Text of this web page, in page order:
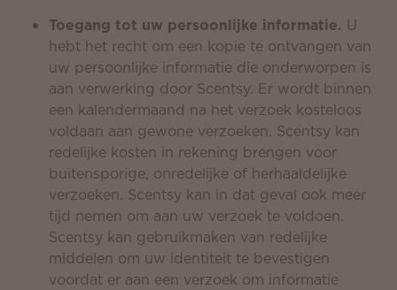
Toegang tot uw persoonlijke informatie. U
hebt het recht om een kopie te ontvangen van
uw persoonlijke informatie die onderworpen is
aan verwerking door Scentsy. Er wordt binnen
een kalendermaand na het verzoek kosteloos
voldaan aan gewone verzoeken. Scentsy kan
redelijke kosten in rekening brengen voor
buitensporige, onredelijke of herhaaldelijke
verzoeken. Scentsy kan in dat geval ook meer
tijd nemen om aan uw verzoek te voldoen.
Scentsy kan gebruikmaken van redelijke
middelen om uw identiteit te bevestigen
voordat er aan een verzoek om informatie